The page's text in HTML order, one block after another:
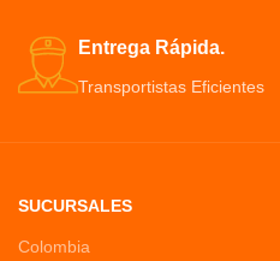
Entrega Rápida.
Transportistas Eficientes
SUCURSALES
Colombia